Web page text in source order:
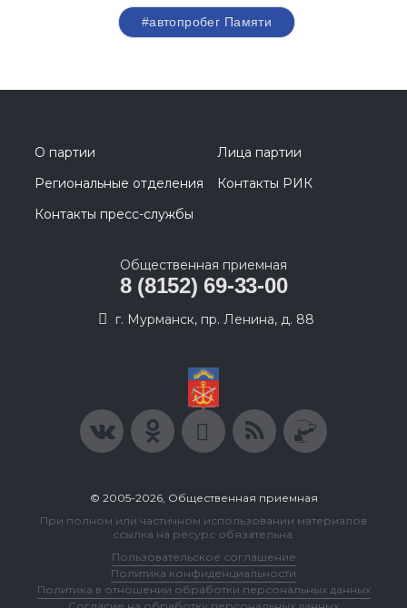
#автопробег Памяти
О партии
Лица партии
Региональные отделения
Контакты РИК
Контакты пресс-службы
Общественная приемная
8 (8152) 69-33-00
г. Мурманск, пр. Ленина, д. 88
© 2005-2026, Общественная приемная
При полном или частичном использовании материалов
ссылка на ресурс обязательна.
Пользовательское соглашение
Политика конфиденциальности
Политика в отношении обработки персональных данных